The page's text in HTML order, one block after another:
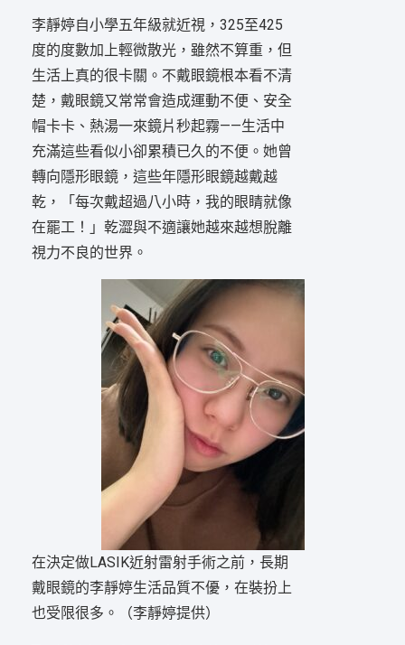
李靜婷自小學五年級就近視，325至425
度的度數加上輕微散光，雖然不算重，但
生活上真的很卡關。不戴眼鏡根本看不清
楚，戴眼鏡又常常會造成運動不便、安全
帽卡卡、熱湯一來鏡片秒起霧——生活中
充滿這些看似小卻累積已久的不便。她曾
轉向隱形眼鏡，這些年隱形眼鏡越戴越
乾，「每次戴超過八小時，我的眼睛就像
在罷工！」乾澀與不適讓她越來越想脫離
視力不良的世界。
在決定做LASIK近射雷射手術之前，長期
戴眼鏡的李靜婷生活品質不優，在裝扮上
也受限很多。（李靜婷提供）